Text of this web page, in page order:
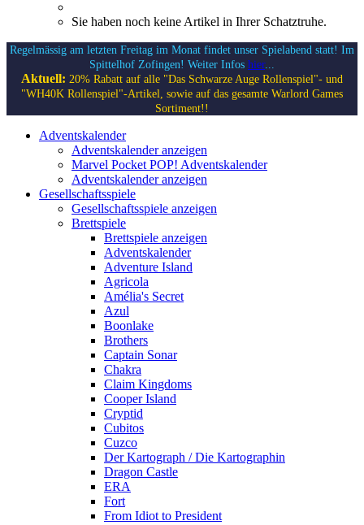
Sie haben noch keine Artikel in Ihrer Schatztruhe.
Regelmässig am letzten Freitag im Monat findet unser Spielabend statt! Im
Spittelhof Zofingen! Weiter Infos hier...
Aktuell: 20% Rabatt auf alle "Das Schwarze Auge Rollenspiel"- und
"WH40K Rollenspiel"-Artikel, sowie auf das gesamte Warlord Games
Sortiment!!
Adventskalender
Adventskalender anzeigen
Marvel Pocket POP! Adventskalender
Adventskalender anzeigen
Gesellschaftsspiele
Gesellschaftsspiele anzeigen
Brettspiele
Brettspiele anzeigen
Adventskalender
Adventure Island
Agricola
Amélia's Secret
Azul
Boonlake
Brothers
Captain Sonar
Chakra
Claim Kingdoms
Cooper Island
Cryptid
Cubitos
Cuzco
Der Kartograph / Die Kartographin
Dragon Castle
ERA
Fort
From Idiot to President